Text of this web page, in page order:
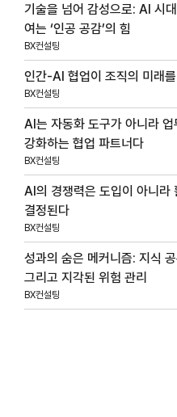
기술을 넘어 감성으로: AI 시
여는 ‘인공 공감’의 힘
BX컨설팅
인간-AI 협업이 조직의 미래
BX컨설팅
AI는 자동화 도구가 아니라 업
강화하는 협업 파트너다
BX컨설팅
AI의 경쟁력은 도입이 아니라
결정된다
BX컨설팅
성과의 숨은 메커니즘: 지식
그리고 지각된 위험 관리
BX컨설팅